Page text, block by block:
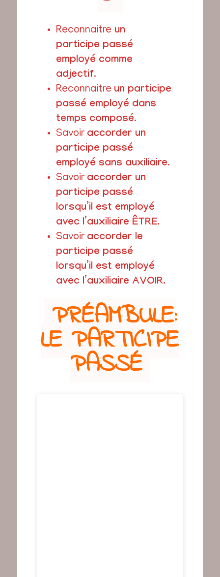
Reconnaitre un
participe passé
employé comme
adjectif.
Reconnaitre un participe
passé employé dans
temps composé.
Savoir accorder un
participe passé
employé sans auxiliaire.
Savoir accorder un
participe passé
lorsqu’il est employé
avec l’auxiliaire ÊTRE.
Savoir accorder le
participe passé
lorsqu’il est employé
avec l’auxiliaire AVOIR.
PRÉAMBULE:
LE PARTICIPE
PASSÉ